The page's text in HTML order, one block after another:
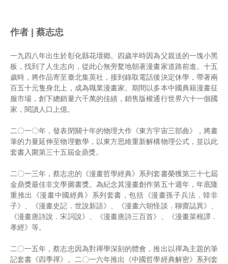
作者 | 蔡志忠
一九四八年出生於彰化縣花壇鄉。四歲半時因為父親送的一塊小黑
板，找到了人生志向，從此心無旁騖地朝著漫畫家道路前進。十五
歲時，將作品寄至臺北集英社，接到錄取電話後決定休學，帶著兩
百五十元隻身北上，成為職業漫畫家。期間以多本中國典籍漫畫征
服市場，創下總銷量六千萬的佳績，銷售版權通行世界六十一個國
家，閱讀人口上億。
二〇一〇年，發表閉關十年的物理大作《東方宇宙三部曲》，將畫
筆的力量延伸至物理數學，以東方思維重新解構物理公式，並以此
套書入圍第三十五屆金鼎獎。
二〇一三年，蔡志忠的《漫畫哲學經典》系列套書榮獲第三十七屆
金鼎獎最佳非文學圖書獎。為紀念其漫畫創作第五十週年，年底隆
重推出《漫畫中國經典》系列套書，包括《漫畫孫子兵法．韓非
子》、《漫畫史記．世說新語》、《漫畫六朝怪談．聊齋誌異》、
《漫畫唐詩說．宋詞說》、《漫畫唐詩三百首》、《漫畫菜根譚．
孝經》等。
二〇一五年，蔡志忠因為對禪學深刻的體會，推出以禪為主題的筆
記套書《四季禪》。二〇一六年推出《中國哲學經典解密》系列套